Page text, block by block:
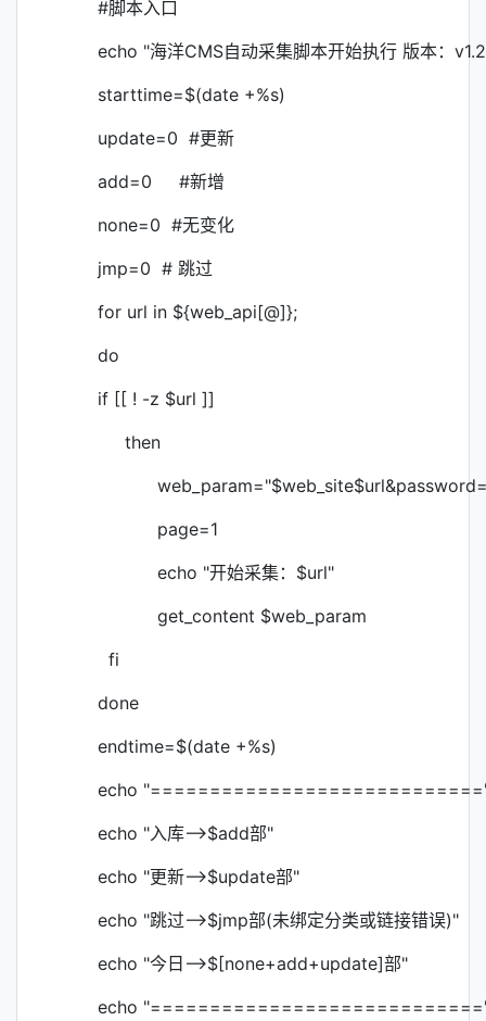
#脚本入口
echo "海洋CMS自动采集脚本开始执行 版本：
starttime=$(date +%s)
update=0 #更新
add=0 #新增
none=0 #无变化
jmp=0 # 跳过
for url in ${web_api[@]};
do
if [[ ! -z $url ]]
then
page=1
echo "开始采集：$url"
get_content $web_param
fi
done
endtime=$(date +%s)
echo
echo "入库-->$add部"
echo "更新-->$update部"
echo "跳过-->$jmp部(未绑定分类或链接错误)"
echo "今日-->$[none+add+update]部"
echo